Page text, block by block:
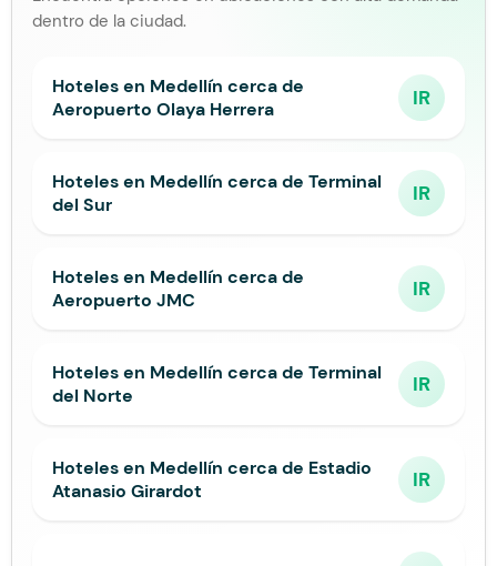
dentro de la ciudad.
Hoteles en Medellín cerca de
Aeropuerto Olaya Herrera
IR
Hoteles en Medellín cerca de Terminal
del Sur
IR
Hoteles en Medellín cerca de
Aeropuerto JMC
IR
Hoteles en Medellín cerca de Terminal
del Norte
IR
Hoteles en Medellín cerca de Estadio
Atanasio Girardot
IR